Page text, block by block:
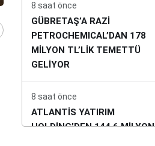
8 saat önce
GÜBRETAŞ’A RAZİ
PETROCHEMICAL’DAN 178
MİLYON TL’LİK TEMETTÜ
GELİYOR
8 saat önce
ATLANTİS YATIRIM
HOLDİNG’DEN 144,6 MİLYON